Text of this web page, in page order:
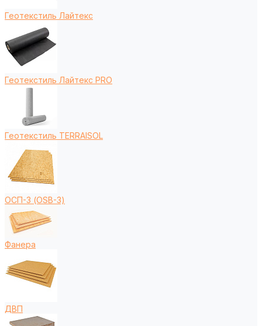
Геотекстиль Лайтекс
Геотекстиль Лайтекс PRO
Геотекстиль TERRAISOL
ОСП-3 (OSB-3)
Фанера
ДВП